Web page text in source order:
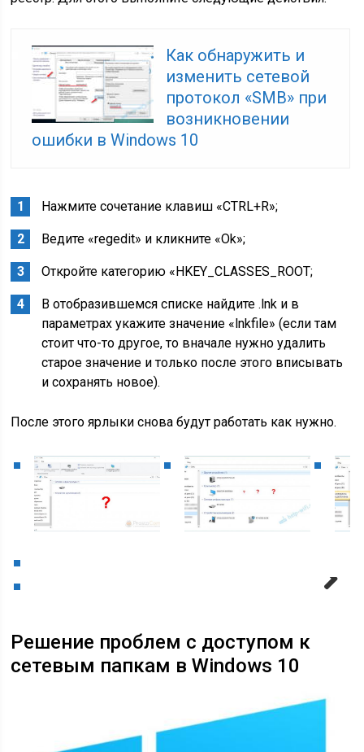
Как обнаружить и
изменить сетевой
протокол «SMB» при
возникновении
ошибки в Windows 10
Нажмите сочетание клавиш «CTRL+R»;
Ведите «regedit» и кликните «Ok»;
Откройте категорию «HKEY_CLASSES_ROOT;
В отобразившемся списке найдите .lnk и в
параметрах укажите значение «lnkfile» (если там
стоит что-то другое, то вначале нужно удалить
старое значение и только после этого вписывать
и сохранять новое).
После этого ярлыки снова будут работать как нужно.
Решение проблем с доступом к
сетевым папкам в Windows 10